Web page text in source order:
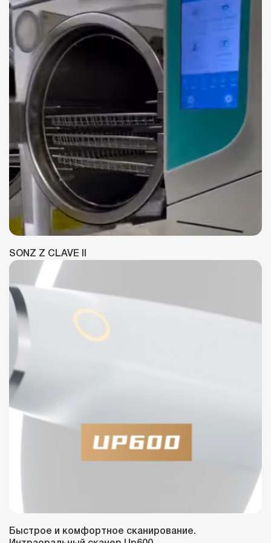
SONZ Z CLAVE II
Быстрое и комфортное сканирование.